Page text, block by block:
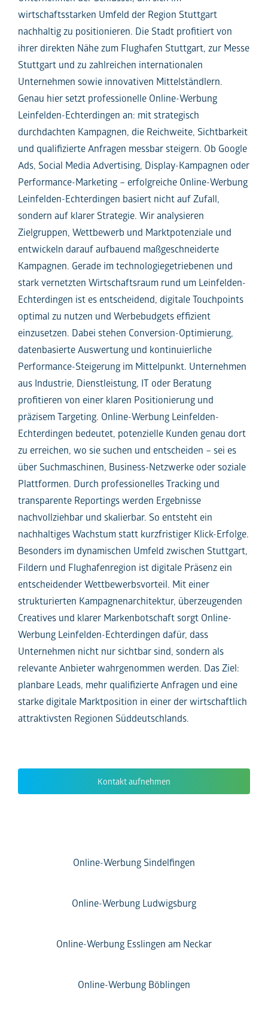
wirtschaftsstarken Umfeld der Region Stuttgart
nachhaltig zu positionieren. Die Stadt profitiert von
ihrer direkten Nähe zum Flughafen Stuttgart, zur Messe
Stuttgart und zu zahlreichen internationalen
Unternehmen sowie innovativen Mittelständlern.
Genau hier setzt professionelle Online-Werbung
Leinfelden-Echterdingen an: mit strategisch
durchdachten Kampagnen, die Reichweite, Sichtbarkeit
und qualifizierte Anfragen messbar steigern. Ob Google
Ads, Social Media Advertising, Display-Kampagnen oder
Performance-Marketing – erfolgreiche Online-Werbung
Leinfelden-Echterdingen basiert nicht auf Zufall,
sondern auf klarer Strategie. Wir analysieren
Zielgruppen, Wettbewerb und Marktpotenziale und
entwickeln darauf aufbauend maßgeschneiderte
Kampagnen. Gerade im technologiegetriebenen und
stark vernetzten Wirtschaftsraum rund um Leinfelden-
Echterdingen ist es entscheidend, digitale Touchpoints
optimal zu nutzen und Werbebudgets effizient
einzusetzen. Dabei stehen Conversion-Optimierung,
datenbasierte Auswertung und kontinuierliche
Performance-Steigerung im Mittelpunkt. Unternehmen
aus Industrie, Dienstleistung, IT oder Beratung
profitieren von einer klaren Positionierung und
präzisem Targeting. Online-Werbung Leinfelden-
Echterdingen bedeutet, potenzielle Kunden genau dort
zu erreichen, wo sie suchen und entscheiden – sei es
über Suchmaschinen, Business-Netzwerke oder soziale
Plattformen. Durch professionelles Tracking und
transparente Reportings werden Ergebnisse
nachvollziehbar und skalierbar. So entsteht ein
nachhaltiges Wachstum statt kurzfristiger Klick-Erfolge.
Besonders im dynamischen Umfeld zwischen Stuttgart,
Fildern und Flughafenregion ist digitale Präsenz ein
entscheidender Wettbewerbsvorteil. Mit einer
strukturierten Kampagnenarchitektur, überzeugenden
Creatives und klarer Markenbotschaft sorgt Online-
Werbung Leinfelden-Echterdingen dafür, dass
Unternehmen nicht nur sichtbar sind, sondern als
relevante Anbieter wahrgenommen werden. Das Ziel:
planbare Leads, mehr qualifizierte Anfragen und eine
starke digitale Marktposition in einer der wirtschaftlich
attraktivsten Regionen Süddeutschlands.
Kontakt aufnehmen
Online-Werbung Sindelfingen
Online-Werbung Ludwigsburg
Online-Werbung Esslingen am Neckar
Online-Werbung Böblingen